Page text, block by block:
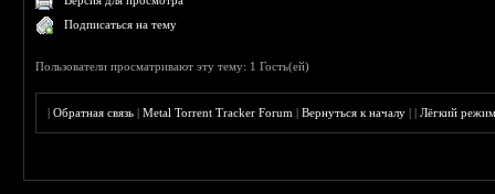
Подписаться на тему
Пользователи просматривают эту тему: 1 Гость(ей)
|Обратная связь |Metal Torrent Tracker Forum |Вернуться к началу ||Лёгкий